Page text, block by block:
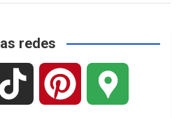
redes